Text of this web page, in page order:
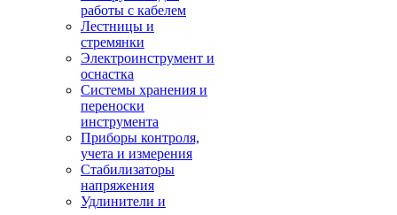
работы с кабелем
Лестницы и
стремянки
Электроинструмент и
оснастка
Системы хранения и
переноски
инструмента
Приборы контроля,
учета и измерения
Стабилизаторы
напряжения
Удлинители и